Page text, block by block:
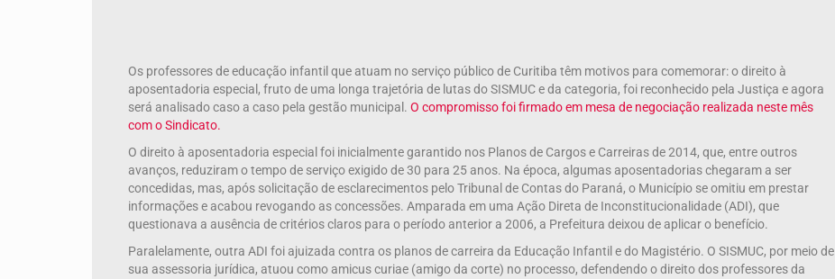
Os professores de educação infantil que atuam no serviço público de Curitiba têm motivos para comemorar: o direito à
aposentadoria especial, fruto de uma longa trajetória de lutas do SISMUC e da categoria, foi reconhecido pela Justiça e agora
será analisado caso a caso pela gestão municipal. O compromisso foi firmado em mesa de negociação realizada neste mês
com o Sindicato.
O direito à aposentadoria especial foi inicialmente garantido nos Planos de Cargos e Carreiras de 2014, que, entre outros
avanços, reduziram o tempo de serviço exigido de 30 para 25 anos. Na época, algumas aposentadorias chegaram a ser
concedidas, mas, após solicitação de esclarecimentos pelo Tribunal de Contas do Paraná, o Município se omitiu em prestar
informações e acabou revogando as concessões. Amparada em uma Ação Direta de Inconstitucionalidade (ADI), que
questionava a ausência de critérios claros para o período anterior a 2006, a Prefeitura deixou de aplicar o benefício.
Paralelamente, outra ADI foi ajuizada contra os planos de carreira da Educação Infantil e do Magistério. O SISMUC, por meio de
sua assessoria jurídica, atuou como amicus curiae (amigo da corte) no processo, defendendo o direito dos professores da